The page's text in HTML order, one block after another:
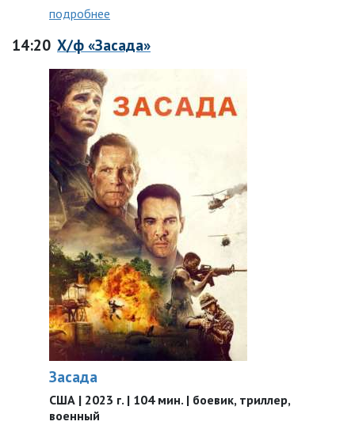
подробнее
14:20 Х/ф «Засада»
Засада
США | 2023 г. | 104 мин. | боевик, триллер,
военный